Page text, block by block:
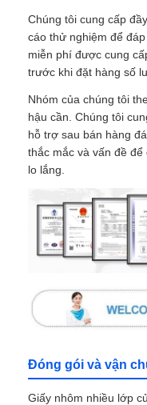
Chúng tôi cung cấp
cáo thử nghiệm để
miễn phí được cung
trước khi đặt hàng số
Nhóm của chúng tôi
hậu cần. Chúng tôi
hỗ trợ sau bán hàng
thắc mắc và vấn đề
lo lắng.
Đóng gói và vận
Giấy nhôm nhiều lớp